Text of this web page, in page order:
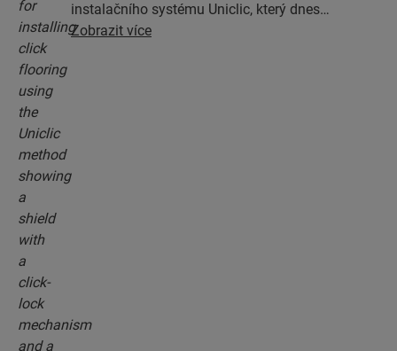
instalačního systému Uniclic, který dnes
představuje standardní zámkový instalační
Zobrazit více